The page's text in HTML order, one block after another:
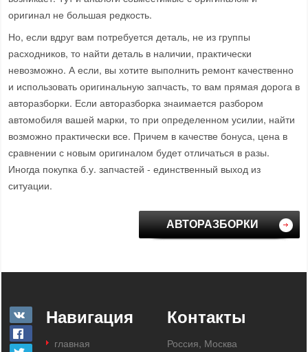
оригинал не большая редкость.
Но, если вдруг вам потребуется деталь, не из группы
расходников, то найти деталь в наличии, практически
невозможно. А если, вы хотите выполнить ремонт качественно
и использовать оригинальную запчасть, то вам прямая дорога в
авторазборки. Если авторазборка знаимается разбором
автомобиля вашей марки, то при определенном усилии, найти
возможно практически все. Причем в качестве бонуса, цена в
сравнении с новым оригиналом будет отличаться в разы.
Иногда покупка б.у. запчастей - единственный выход из
ситуации.
АВТОРАЗБОРКИ
Навигация
главная
Контакты
Россия, Москва